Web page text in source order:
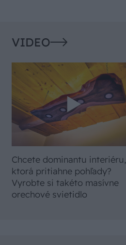
VIDEO
Chcete dominantu interiéru,
ktorá pritiahne pohľady?
Vyrobte si takéto masívne
orechové svietidlo